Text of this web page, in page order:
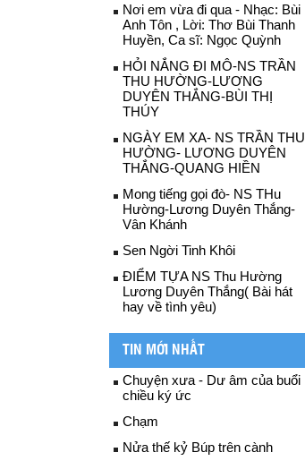
Nơi em vừa đi qua - Nhạc: Bùi
Anh Tôn , Lời: Thơ Bùi Thanh
Huyền, Ca sĩ: Ngọc Quỳnh
HỎI NẮNG ĐI MÔ-NS TRẦN
THU HƯỜNG-LƯƠNG
DUYÊN THẮNG-BÙI THỊ
THÚY
NGÀY EM XA- NS TRẦN THU
HƯỜNG- LƯƠNG DUYÊN
THẮNG-QUANG HIỀN
Mong tiếng gọi đò- NS THu
Hường-Lương Duyên Thắng-
Vân Khánh
Sen Ngời Tinh Khôi
ĐIỂM TỰA NS Thu Hường
Lương Duyên Thắng( Bài hát
hay về tình yêu)
TIN MỚI NHẤT
Chuyện xưa - Dư âm của buổi
chiều ký ức
Chạm
Nửa thế kỷ Búp trên cành